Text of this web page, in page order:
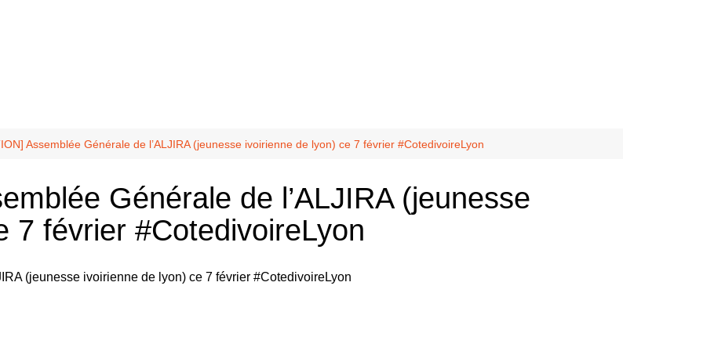
Balmont
La Doua
Assemblée Générale de l’ALJIRA (jeunesse ivoirienne de lyon) ce 7 février #CotedivoireLyon
Générale de l’ALJIRA (jeunesse
7 février #CotedivoireLyon